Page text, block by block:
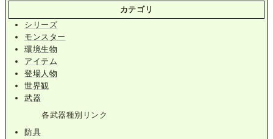
カテゴリ
シリーズ
モンスター
環境生物
アイテム
登場人物
世界観
武器
各武器種別リンク
防具